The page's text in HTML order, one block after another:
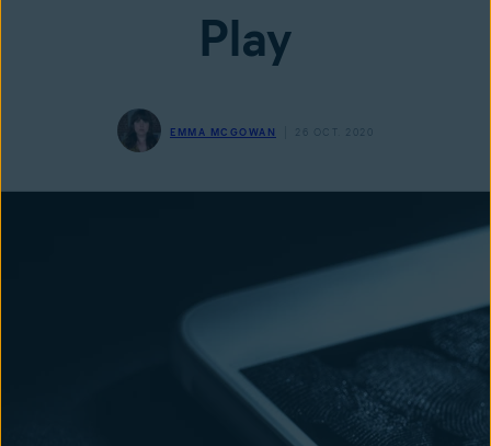
Play
EMMA MCGOWAN 26 OCT. 2020